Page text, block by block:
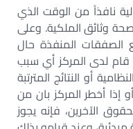
نافذاً من الوقت الذي
وثائق الملكية. وعلى
الصفقات المنفذة حال
قام لدى المركز أي سبب
أو النتائج المترتبة
إذا أخطر المركز بان من
الآخرين، فإنه يجوز